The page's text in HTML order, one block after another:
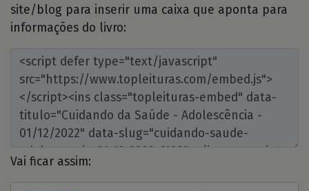
site/blog para inserir uma caixa que aponta para
informações do livro:
Vai ficar assim: